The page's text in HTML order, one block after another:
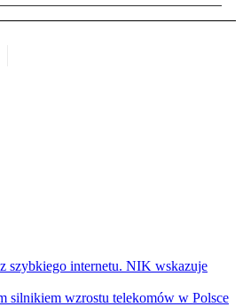
szybkiego internetu. NIK wskazuje
silnikiem wzrostu telekomów w Polsce